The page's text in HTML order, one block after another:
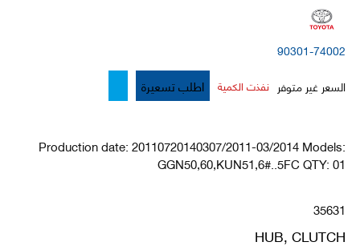
90301-74002
السعر غير متوفر نفذت الكمية اطلب تسعيرة
Production date: 20110720140307/2011-03/2014 Models:
GGN50,60,KUN51,6#..5FC QTY: 01
35631
HUB, CLUTCH